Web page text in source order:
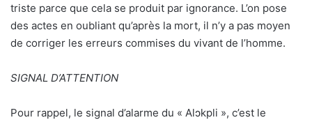
triste parce que cela se produit par ignorance. L’on pose
des actes en oubliant qu’après la mort, il n’y a pas moyen
de corriger les erreurs commises du vivant de l’homme.
SIGNAL D’ATTENTION
Pour rappel, le signal d’alarme du « Alɔkpli », c’est le